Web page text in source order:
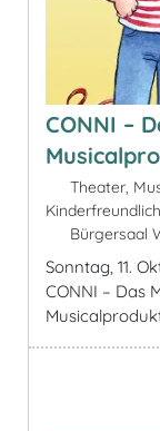
CONNI –
Theater,
Bürgersaal
Sonntag, 11.
CONNI – Das